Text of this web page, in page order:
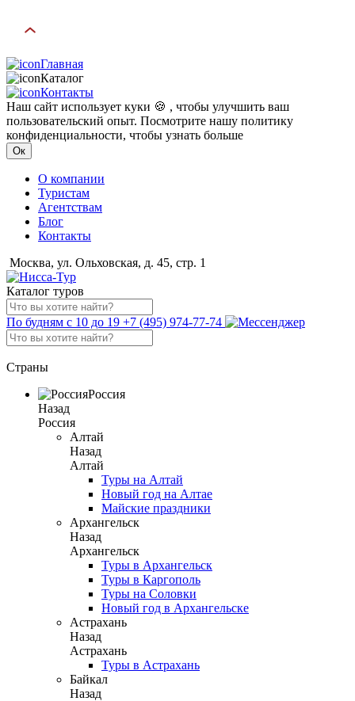
Главная
Каталог
Контакты
Наш сайт использует куки 🍪 , чтобы улучшить ваш
пользовательский опыт. Посмотрите нашу политику
конфиденциальности, чтобы узнать больше
Ок
О компании
Туристам
Агентствам
Блог
Контакты
Москва, ул. Ольховская, д. 45, стр. 1
Каталог туров
По будням с 10 до 19 +7 (495) 974-77-74
Страны
Россия
Назад
Россия
Алтай
Назад
Алтай
Туры на Алтай
Новый год на Алтае
Майские праздники
Архангельск
Назад
Архангельск
Туры в Архангельск
Туры в Каргополь
Туры на Соловки
Новый год в Архангельске
Астрахань
Назад
Астрахань
Туры в Астрахань
Байкал
Назад